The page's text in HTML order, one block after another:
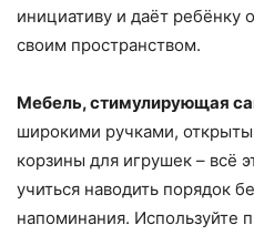
инициативу и даёт
своим пространством.
Мебель, стимулирующая
широкими ручками,
корзины для игрушек – всё
учиться наводить порядок
напоминания. Используйте